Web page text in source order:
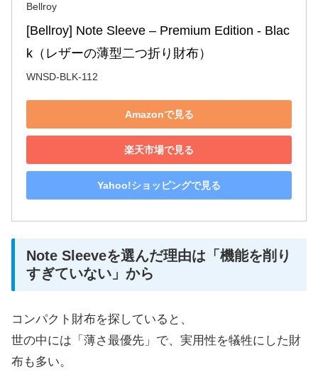
Bellroy
[Bellroy] Note Sleeve – Premium Edition - Blac
k（レザーの薄型二つ折り財布）
WNSD-BLK-112
Amazonで見る
楽天市場で見る
Yahoo!ショッピングで見る
Note Sleeveを選んだ理由は「機能を削り
すぎていない」から
コンパクト財布を探していると、
世の中には「薄さ最優先」で、実用性を犠牲にした財
布も多い。